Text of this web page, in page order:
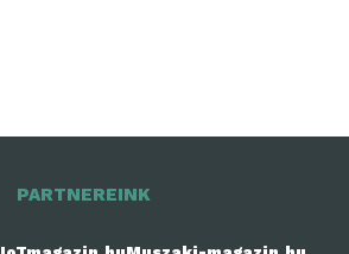
PARTNEREINK